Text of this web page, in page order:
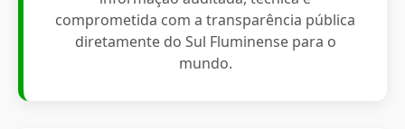
comprometida com a transparência pública
diretamente do Sul Fluminense para o
mundo.